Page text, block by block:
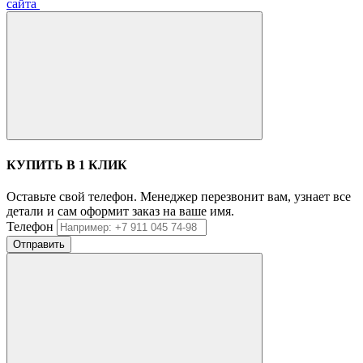
сайта
КУПИТЬ В 1 КЛИК
Оставьте свой телефон. Менеджер перезвонит вам, узнает все
детали и сам оформит заказ на ваше имя.
Телефон
Отправить